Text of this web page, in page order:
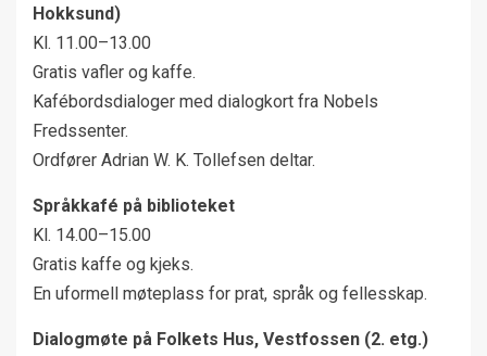
Hokksund)
Kl. 11.00–13.00
Gratis vafler og kaffe.
Kafébordsdialoger med dialogkort fra Nobels
Fredssenter.
Ordfører Adrian W. K. Tollefsen deltar.
Språkkafé på biblioteket
Kl. 14.00–15.00
Gratis kaffe og kjeks.
En uformell møteplass for prat, språk og fellesskap.
Dialogmøte på Folkets Hus, Vestfossen (2. etg.)